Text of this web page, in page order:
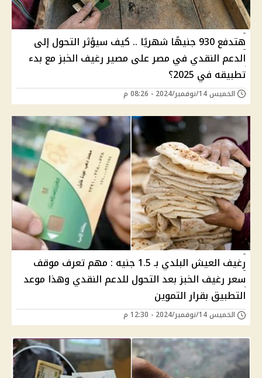
هتدفع 930 جنيهًا شهريًا .. كيف سيؤثر التحول إلى
الدعم النقدي في مصر على مصير رغيف الخبز مع بدء
تطبيقه في 2025؟
الخميس 14/نوفمبر/2024 - 08:26 م
رغيف العيش البلدي بـ 1.5 جنيه : مهم تعرف موقف
سعر رغيف الخبز بعد التحول للدعم النقدي وهذا موعد
التطبيق بقرار التموين
الخميس 14/نوفمبر/2024 - 12:30 م